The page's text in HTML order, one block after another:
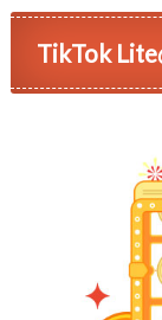
TikTok Lite